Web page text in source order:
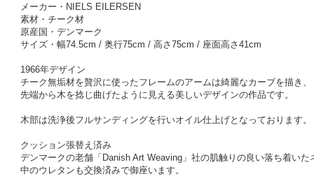
メーカー・NIELS EILERSEN
素材・チーク材
原産国・デンマーク
サイズ・幅74.5cm / 奥行75cm / 高さ75cm / 座面高さ41cm
1966年デザイン
チーク無垢材を贅沢に使ったフレームのアームは綺麗なカーブを描き、
先端から木を捻じ曲げたように見える美しいデザインの作品です。
木部は洗浄後フルサンディングを行いオイル仕上げとなっております。
クッション張替え済み
デンマークの老舗「Danish Art Weaving」社の肌触りの良い落ち着い
中のウレタンも交換済みで御座います。